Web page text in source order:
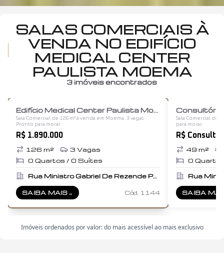
SALAS COMERCIAIS À
VENDA NO EDIFÍCIO
MEDICAL CENTER
PAULISTA MOEMA
3imóveis encontrados
Edifício Medical Center Paulista Moema
Sala Comercial de 126 m² à venda em Moema. 3 vagas.
Pronto para morar.
R$ 1.890.000
126 m² 3 Vagas
0 Quartos / 0 Suítes
Rua Ministro Gabriel De Rezende Passos, 500
SAIBA MAIS
SOBREEDIFÍCIO MEDICAL CENTER PAULISTA MOEMA
→ Cód. 1144
Consultório
Sala Comercial de
para morar.
R$
49 m²
0
SAIBA
SOBRE
Imóveis ordenados por valor: do mais acessível ao mais exclusivo